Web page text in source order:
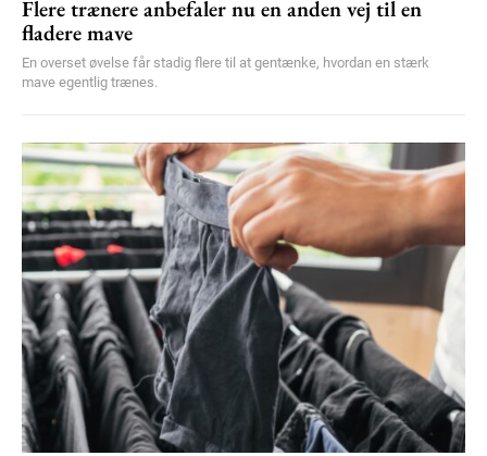
Flere trænere anbefaler nu en anden vej til en
fladere mave
En overset øvelse får stadig flere til at gentænke, hvordan en stærk
mave egentlig trænes.